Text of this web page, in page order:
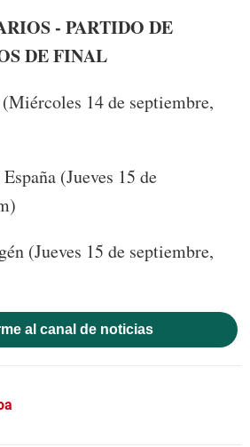
- PARTIDO DE
DE FINAL
14 de septiembre,
(Jueves 15 de
(Jueves 15 de septiembre,
al canal de noticias